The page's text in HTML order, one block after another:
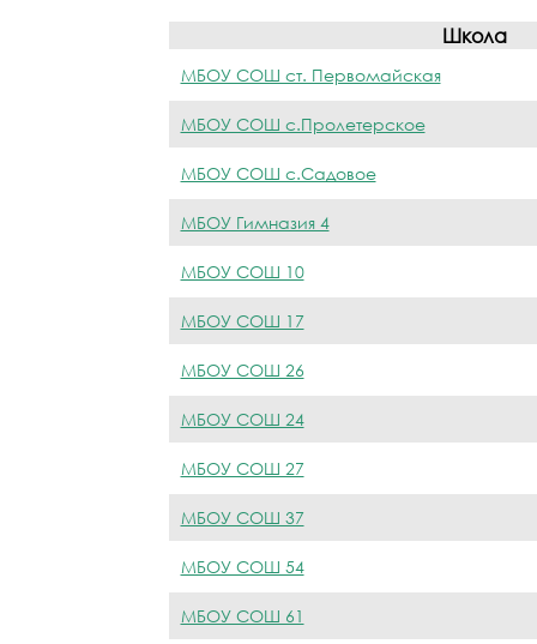
Школа
МБОУ СОШ ст. Первомайская
МБОУ СОШ с.Пролетерское
МБОУ СОШ с.Садовое
МБОУ Гимназия 4
МБОУ СОШ 10
МБОУ СОШ 17
МБОУ СОШ 26
МБОУ СОШ 24
МБОУ СОШ 27
МБОУ СОШ 37
МБОУ СОШ 54
МБОУ СОШ 61